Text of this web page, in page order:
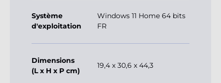
Système
d'exploitation
Windows 11 Home 64 bits
FR
Dimensions
(L x H x P cm)
19,4 x 30,6 x 44,3